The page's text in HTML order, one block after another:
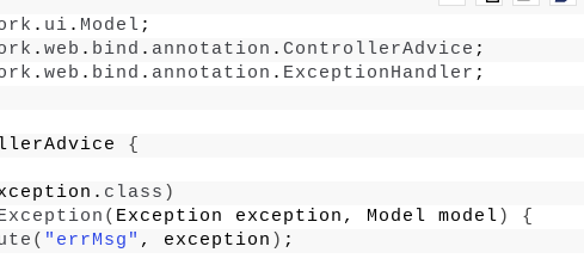
. ui . Model ;
. web . bind . annotation . ControllerAdvice ;
. web . bind . annotation . ExceptionHandler ;
{
class )
( Exception exception, Model model )
{
( "errMsg" , exception ) ;